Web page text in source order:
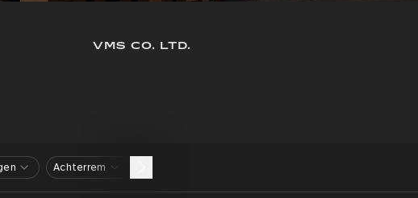
VMS CO. LTD.
Achterrem